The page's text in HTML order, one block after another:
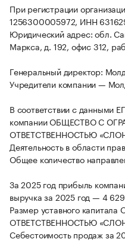
При регистрации
1256300005972, ИНН
Юридический адрес: обл.
Маркса, д. 192, офис 312,
Генеральный директор:
Учредители компании —
В соответствии с данными
компании ОБЩЕСТВО С
ОТВЕТСТВЕННОСТЬЮ
Деятельность в области
Общее количество
За 2025 год прибыль
выручка за 2025 год — 4
Размер уставного
ОТВЕТСТВЕННОСТЬЮ
Себестоимость продаж за